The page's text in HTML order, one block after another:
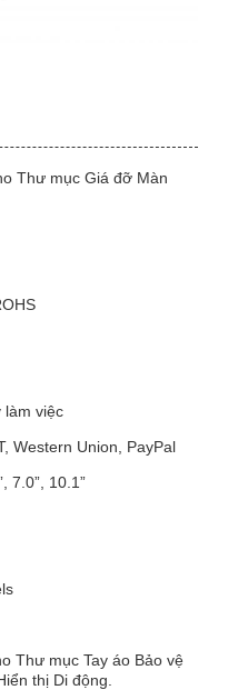
Thư mục Giá đỡ Màn
làm việc
Western Union, PayPal
7.0”, 10.1”
Thư mục Tay áo Bảo vệ
thị Di động.